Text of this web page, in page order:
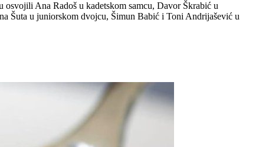
Ana Radoš u kadetskom samcu, Davor Škrabić u
Šuta u juniorskom dvojcu, Šimun Babić i Toni Andrijašević u